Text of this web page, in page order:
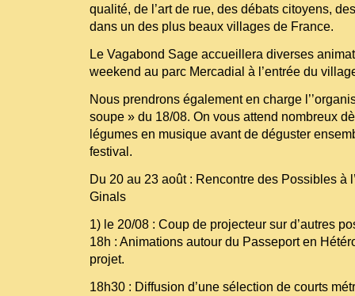
qualité, de l’art de rue, des débats citoyens,
dans un des plus beaux villages de France.
Le Vagabond Sage accueillera diverses
weekend au parc Mercadial à l’entrée du
Nous prendrons également en charge
soupe » du 18/08. On vous attend nombreux
légumes en musique avant de déguster
festival.
Du 20 au 23 août : Rencontre des Possibles à
Ginals
1) le 20/08 : Coup de projecteur sur d’autres
18h : Animations autour du Passeport en
projet.
18h30 : Diffusion d’une sélection de courts